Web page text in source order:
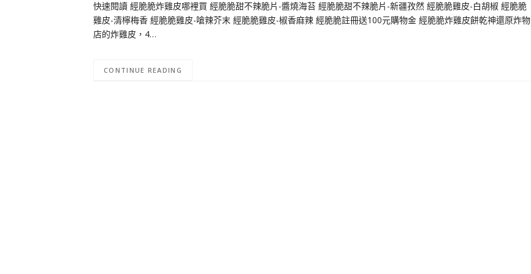
快速閱讀 經脆脆炸雞皮哪裡買 經脆脆甜不辣脆片-醬燒海苔 經脆脆甜不辣脆片-新疆孜然 經脆脆雞皮-白胡椒 經脆脆
雞皮-清檸梅香 經脆脆雞皮-嗆辣芥末 經脆脆雞皮-椒香麻辣 經脆脆註冊送100元購物金 經脆脆炸雞皮餅乾神還原炸物
店的炸雞皮，4…
CONTINUE READING